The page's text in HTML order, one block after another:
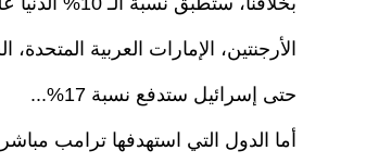
الأرجنتين، الإمارات العربية
حتى إسرائيل ستدفع نسبة 17%...
أما الدول التي استهدفها ترامب